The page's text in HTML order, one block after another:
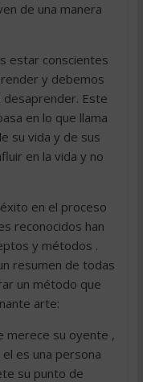
de una manera
estar conscientes
y debemos
Este
en lo que llama
su vida y de sus
en la vida y no
en el proceso
reconocidos han
y métodos .
resumen de todas
un método que
arte:
merece su oyente ,
es una persona
su punto de